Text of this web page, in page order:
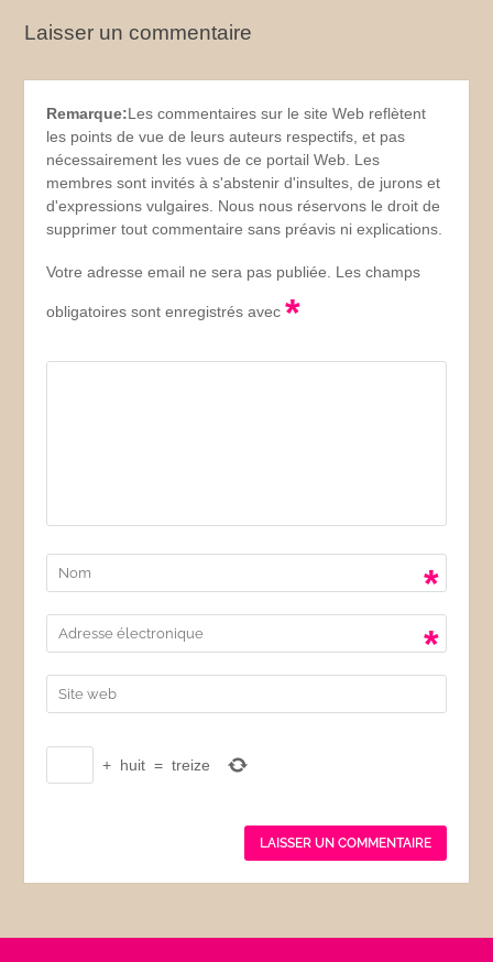
Laisser un commentaire
Remarque:Les commentaires sur le site Web reflètent
les points de vue de leurs auteurs respectifs, et pas
nécessairement les vues de ce portail Web. Les
membres sont invités à s'abstenir d'insultes, de jurons et
d'expressions vulgaires. Nous nous réservons le droit de
supprimer tout commentaire sans préavis ni explications.
Votre adresse email ne sera pas publiée. Les champs
obligatoires sont enregistrés avec*
*
*
+ huit = treize